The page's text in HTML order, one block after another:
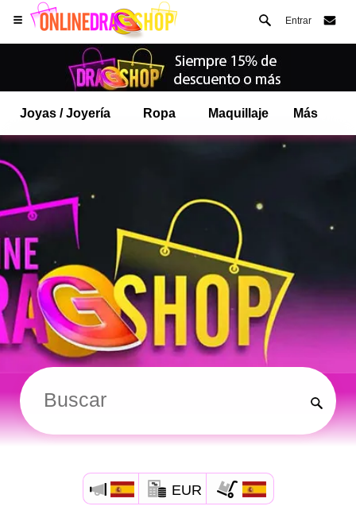
Entrar
Joyas / Joyería Ropa Maquillaje Más
EUR
o toque el botón de safari como se muestra a la izquierda
y toca AÑADIR A LA PANTALLA DE INICIO
onlinedragshop ahora está instalado como APLICACIÓN